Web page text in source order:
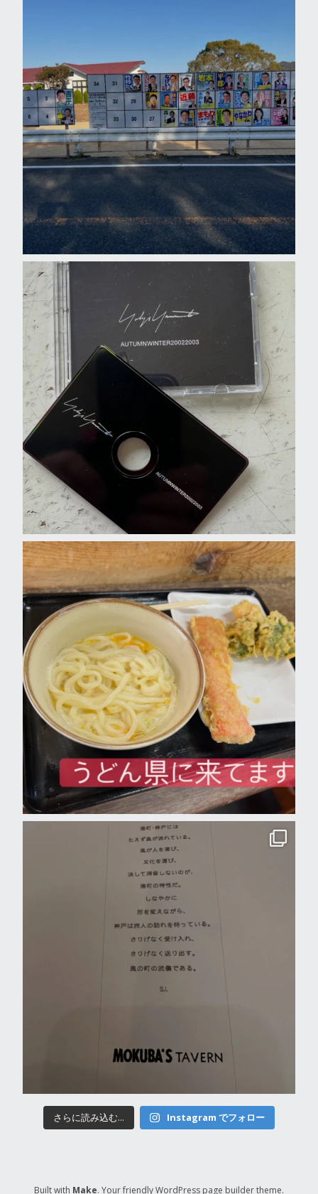
さらに読み込む... Instagram でフォロー
Built with Make. Your friendly WordPress page builder theme.